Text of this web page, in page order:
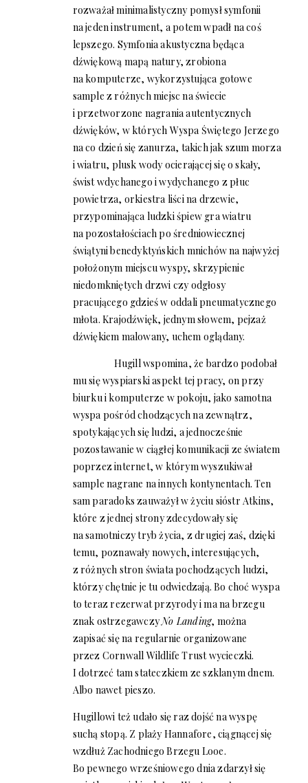
rozważał minimalistyczny pomysł symfonii
na jeden instrument, a potem wpadł na coś
lepszego. Symfonia akustyczna będąca
dźwiękową mapą natury, zrobiona
na komputerze, wykorzystująca gotowe
sample z różnych miejsc na świecie
i przetworzone nagrania autentycznych
dźwięków, w których Wyspa Świętego Jerzego
na co dzień się zanurza, takich jak szum morza
i wiatru, plusk wody ocierającej się o skały,
świst wdychanego i wydychanego z płuc
powietrza, orkiestra liści na drzewie,
przypominająca ludzki śpiew gra wiatru
na pozostałościach po średniowiecznej
świątyni benedyktyńskich mnichów na najwyżej
położonym miejscu wyspy, skrzypienie
niedomkniętych drzwi czy odgłosy
pracującego gdzieś w oddali pneumatycznego
młota. Krajodźwięk, jednym słowem, pejzaż
dźwiękiem malowany, uchem oglądany.
Hugill wspomina, że bardzo podobał
mu się wyspiarski aspekt tej pracy, on przy
biurku i komputerze w pokoju, jako samotna
wyspa pośród chodzących na zewnątrz,
spotykających się ludzi, a jednocześnie
pozostawanie w ciągłej komunikacji ze światem
poprzez internet, w którym wyszukiwał
sample nagrane na innych kontynentach. Ten
sam paradoks zauważył w życiu sióstr Atkins,
które z jednej strony zdecydowały się
na samotniczy tryb życia, z drugiej zaś, dzięki
temu, poznawały nowych, interesujących,
z różnych stron świata pochodzących ludzi,
którzy chętnie je tu odwiedzają. Bo choć wyspa
to teraz rezerwat przyrody i ma na brzegu
znak ostrzegawczyNo Landing, można
zapisać się na regularnie organizowane
przez Cornwall Wildlife Trust wycieczki.
I dotrzeć tam stateczkiem ze szklanym dnem.
Albo nawet pieszo.
Hugillowi też udało się raz dojść na wyspę
suchą stopą. Z plaży Hannafore, ciągnącej się
wzdłuż Zachodniego Brzegu Looe.
Bo pewnego wrześniowego dnia zdarzył się